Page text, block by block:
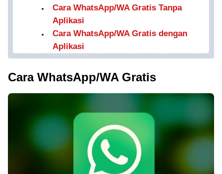
Cara WhatsApp/WA Gratis Tanpa
Aplikasi
Cara WhatsApp/WA Gratis dengan
Aplikasi
Cara WhatsApp/WA Gratis